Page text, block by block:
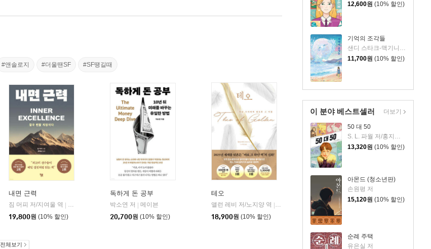
12,600원 (10% 할인)
기억의 조각들
샌디 스타크-맥기니스 저/최효은 역
11,700원 (10% 할인)
이 분야 베스트셀러
50 대 50
13,320원 (10% 할인)
아몬드 (청소년판)
손원평 저
15,120원 (10% 할인)
순례 주택
유은실 저
더보기
#앤솔로지 #더울땐SF #SF땡길때
| 현대지성
내면 근력
짐 머피 저/지여울 역
윌북(willbook)
19,800원 (10% 할인)
독하게 돈 공부
박소연 저
메이븐
20,700원 (10% 할인)
테오
앨런 레비 저/노지양 역
오팬하우스
18,900원 (10% 할인)
전체보기